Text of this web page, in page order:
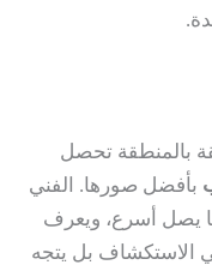
بالمنطقة تحصل
بأفضل صورها. الفني
يصل أسرع، ويعرف
الاستكشاف بل يتجه